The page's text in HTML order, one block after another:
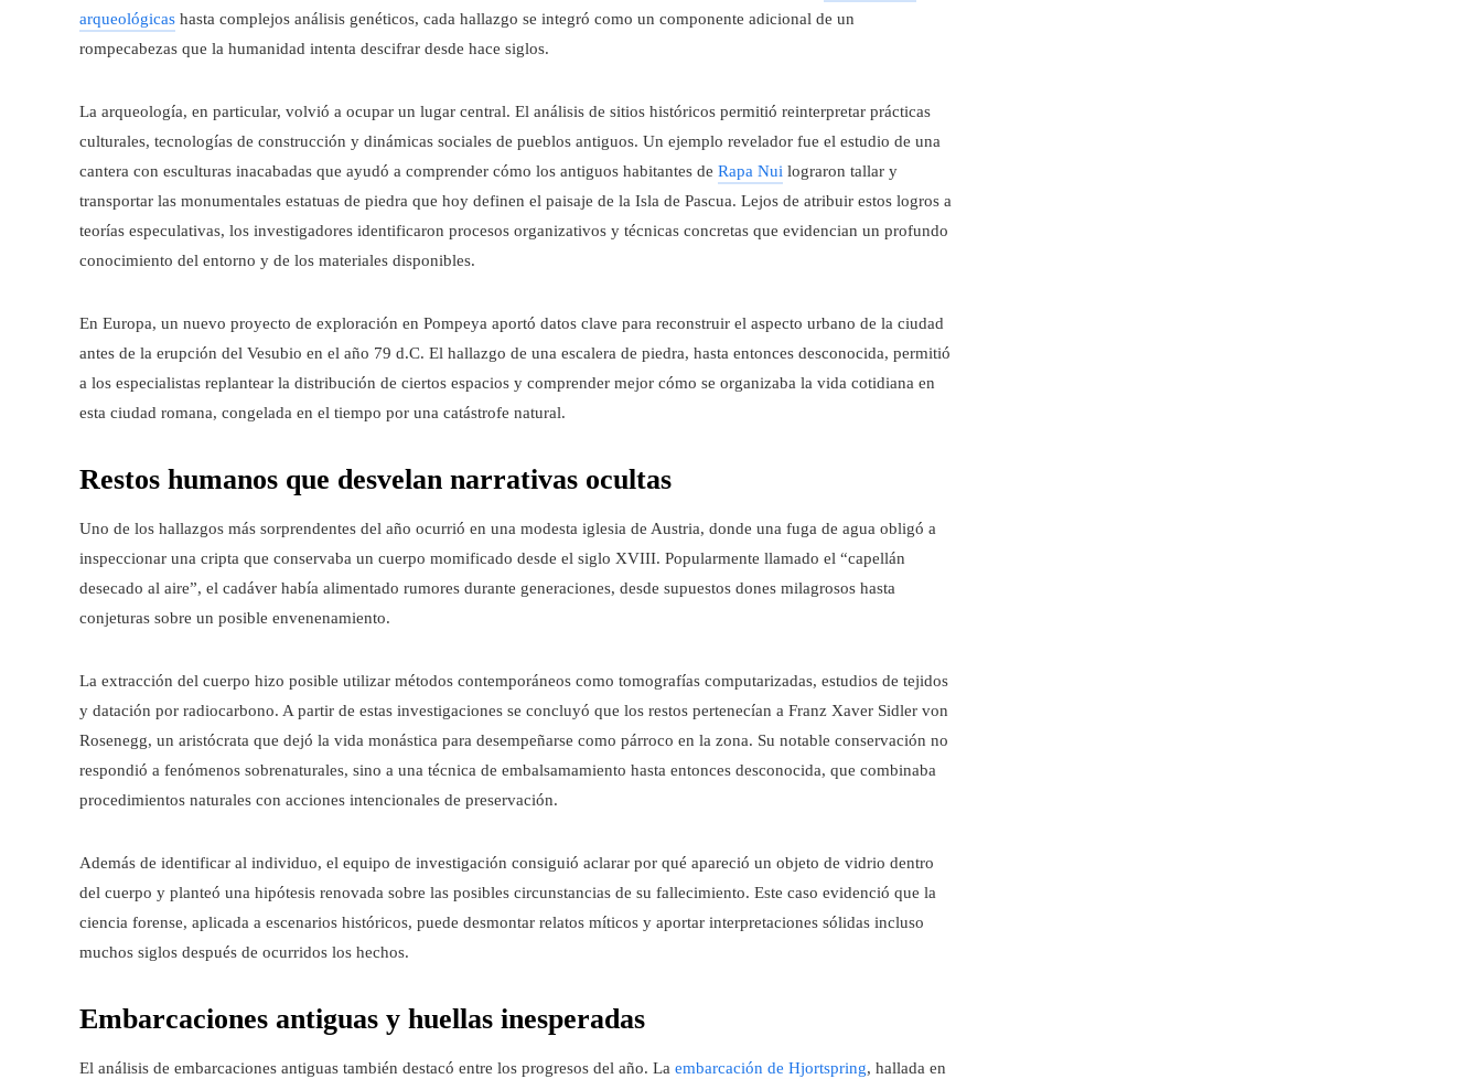
arqueológicas hasta complejos análisis genéticos, cada hallazgo se integró como un componente adicional de un
rompecabezas que la humanidad intenta descifrar desde hace siglos.
La arqueología, en particular, volvió a ocupar un lugar central. El análisis de sitios históricos permitió reinterpretar prácticas
culturales, tecnologías de construcción y dinámicas sociales de pueblos antiguos. Un ejemplo revelador fue el estudio de una
cantera con esculturas inacabadas que ayudó a comprender cómo los antiguos habitantes de Rapa Nui lograron tallar y
transportar las monumentales estatuas de piedra que hoy definen el paisaje de la Isla de Pascua. Lejos de atribuir estos logros a
teorías especulativas, los investigadores identificaron procesos organizativos y técnicas concretas que evidencian un profundo
conocimiento del entorno y de los materiales disponibles.
En Europa, un nuevo proyecto de exploración en Pompeya aportó datos clave para reconstruir el aspecto urbano de la ciudad
antes de la erupción del Vesubio en el año 79 d.C. El hallazgo de una escalera de piedra, hasta entonces desconocida, permitió
a los especialistas replantear la distribución de ciertos espacios y comprender mejor cómo se organizaba la vida cotidiana en
esta ciudad romana, congelada en el tiempo por una catástrofe natural.
Restos humanos que desvelan narrativas ocultas
Uno de los hallazgos más sorprendentes del año ocurrió en una modesta iglesia de Austria, donde una fuga de agua obligó a
inspeccionar una cripta que conservaba un cuerpo momificado desde el siglo XVIII. Popularmente llamado el “capellán
desecado al aire”, el cadáver había alimentado rumores durante generaciones, desde supuestos dones milagrosos hasta
conjeturas sobre un posible envenenamiento.
La extracción del cuerpo hizo posible utilizar métodos contemporáneos como tomografías computarizadas, estudios de tejidos
y datación por radiocarbono. A partir de estas investigaciones se concluyó que los restos pertenecían a Franz Xaver Sidler von
Rosenegg, un aristócrata que dejó la vida monástica para desempeñarse como párroco en la zona. Su notable conservación no
respondió a fenómenos sobrenaturales, sino a una técnica de embalsamamiento hasta entonces desconocida, que combinaba
procedimientos naturales con acciones intencionales de preservación.
Además de identificar al individuo, el equipo de investigación consiguió aclarar por qué apareció un objeto de vidrio dentro
del cuerpo y planteó una hipótesis renovada sobre las posibles circunstancias de su fallecimiento. Este caso evidenció que la
ciencia forense, aplicada a escenarios históricos, puede desmontar relatos míticos y aportar interpretaciones sólidas incluso
muchos siglos después de ocurridos los hechos.
Embarcaciones antiguas y huellas inesperadas
El análisis de embarcaciones antiguas también destacó entre los progresos del año. La embarcación de Hjortspring, hallada en